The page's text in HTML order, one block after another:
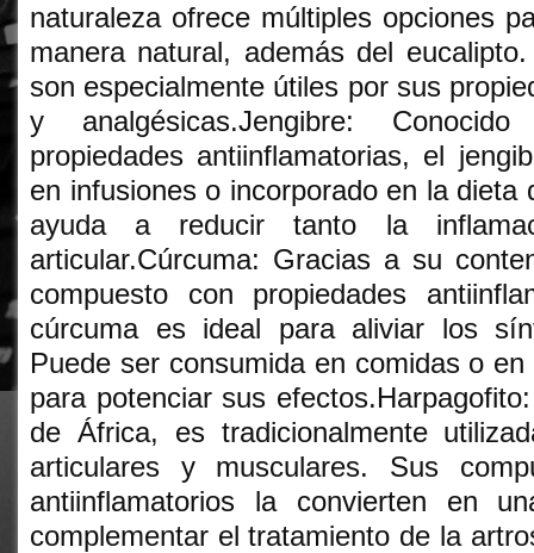
naturaleza ofrece múltiples opciones
manera natural, además del
son especialmente útiles por sus
y analgésicas.Jengibre:
propiedades antiinflamatorias, el
en infusiones o incorporado en la dieta
ayuda a reducir tanto la
articular.Cúrcuma: Gracias a su
compuesto con propiedades
cúrcuma es ideal para aliviar los
Puede ser consumida en comidas o
para potenciar sus
de África, es tradicionalmente
articulares y musculares. Sus
antiinflamatorios la convierten en
complementar el tratamiento de la